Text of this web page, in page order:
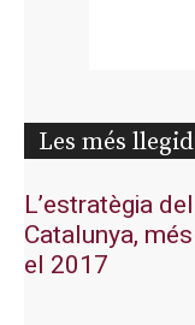
Les més
L’estratègia
Catalunya,
el 2017